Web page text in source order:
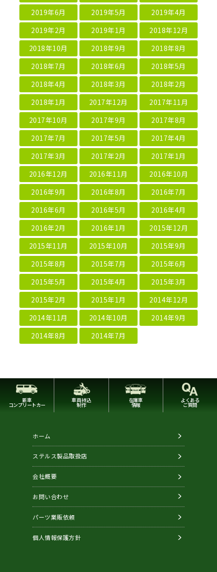
2019年6月
2019年5月
2019年4月
2019年2月
2019年1月
2018年12月
2018年10月
2018年9月
2018年8月
2018年7月
2018年6月
2018年5月
2018年4月
2018年3月
2018年2月
2018年1月
2017年12月
2017年11月
2017年10月
2017年9月
2017年8月
2017年7月
2017年5月
2017年4月
2017年3月
2017年2月
2017年1月
2016年12月
2016年11月
2016年10月
2016年9月
2016年8月
2016年7月
2016年6月
2016年5月
2016年4月
2016年2月
2016年1月
2015年12月
2015年11月
2015年10月
2015年9月
2015年8月
2015年7月
2015年6月
2015年5月
2015年4月
2015年3月
2015年2月
2015年1月
2014年12月
2014年11月
2014年10月
2014年9月
2014年8月
2014年7月
新車
コンプリートカー
車両持込
制作
在庫車
情報
よくある
ご質問
ホーム
ステルス製品取扱店
会社概要
お問い合わせ
パーツ業販依頼
個人情報保護方針